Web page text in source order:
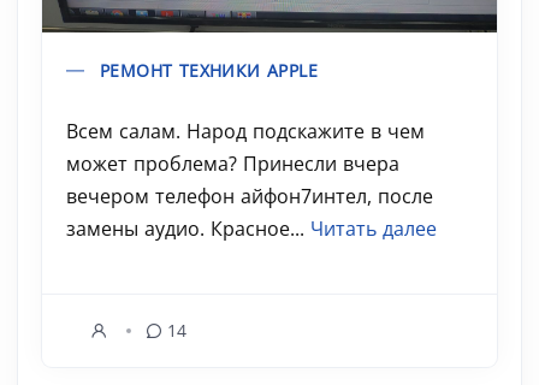
РЕМОНТ ТЕХНИКИ APPLE
Всем салам. Народ подскажите в чем
может проблема? Принесли вчера
вечером телефон айфон7интел, после
замены аудио. Красное... Читать далее
14